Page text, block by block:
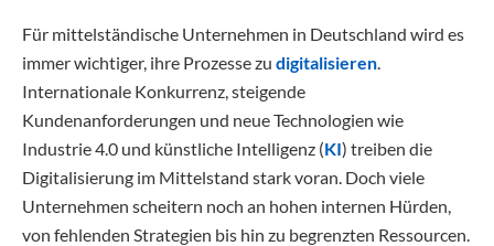
Für mittelständische Unternehmen in Deutschland wird es
immer wichtiger, ihre Prozesse zu digitalisieren.
Internationale Konkurrenz, steigende
Kundenanforderungen und neue Technologien wie
Industrie 4.0 und künstliche Intelligenz (KI) treiben die
Digitalisierung im Mittelstand stark voran. Doch viele
Unternehmen scheitern noch an hohen internen Hürden,
von fehlenden Strategien bis hin zu begrenzten Ressourcen.